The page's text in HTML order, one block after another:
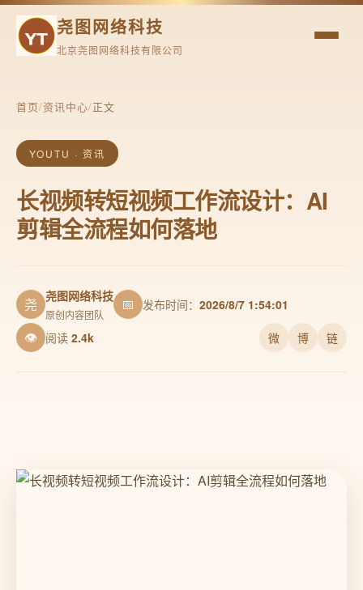
尧图网络科技
北京尧图网络科技有限公司
首页/资讯中心/正文
YOUTU · 资讯
长视频转短视频工作流设计：AI
剪辑全流程如何落地
尧 尧图网络科技
原创内容团队
📅 发布时间： 2026/8/7 1:54:01
👁 阅读 2.4k 微 博 链